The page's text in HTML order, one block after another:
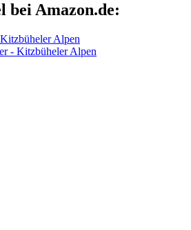
bei Amazon.de:
Alpen
- Kitzbüheler Alpen